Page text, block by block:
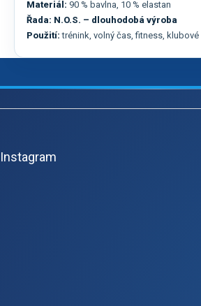
Materiál: 90 % bavlna, 10 % elastan
Řada: N.O.S. – dlouhodobá výroba
Použití: trénink, volný čas, fitness,
Z
Instagram